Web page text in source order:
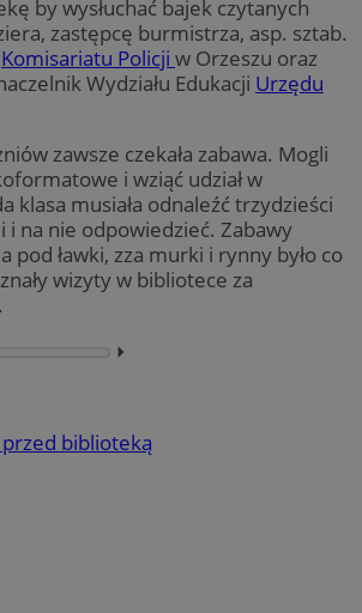
by wysłuchać bajek czytanych
zastępcę burmistrza, asp. sztab.
Komisariatu Policji w Orzeszu oraz
Wydziału Edukacji Urzędu
zawsze czekała zabawa. Mogli
i wziąć udział w
klasa musiała odnaleźć trzydzieści
i na nie odpowiedzieć. Zabawy
pod ławki, zza murki i rynny było co
wizyty w bibliotece za
⏵︎
biblioteką